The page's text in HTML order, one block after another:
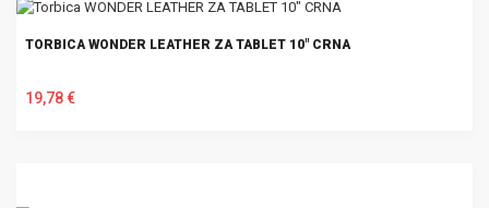
TORBICA WONDER LEATHER ZA TABLET 10" CRNA
19,78 €